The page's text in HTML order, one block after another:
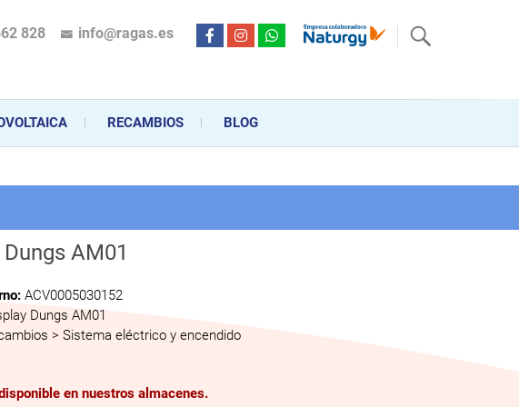
de gas y electricidad desde hace más de 20 años . Acompañamos al cliente
el asesoramiento personalizado en la venta, montaje y reparación, hasta la
828 info@ragas.es
RECAMBIOS BLOG
AM01
ACV0005030152
Dungs AM01
> Sistema eléctrico y encendido
en nuestros almacenes.